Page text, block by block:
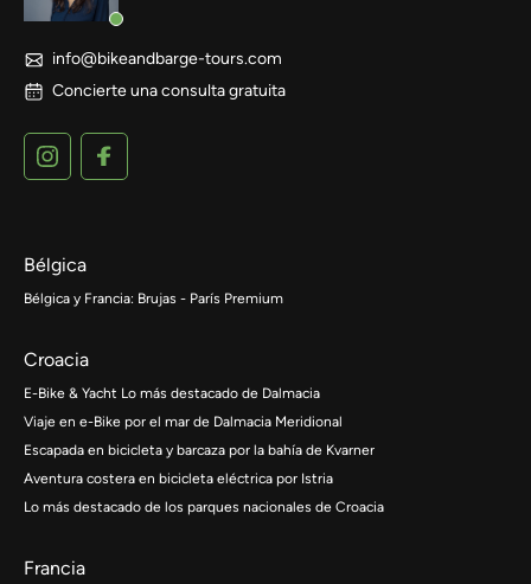
info@bikeandbarge-tours.com
Concierte una consulta gratuita
Bélgica
Bélgica y Francia: Brujas - París Premium
Croacia
E-Bike & Yacht Lo más destacado de Dalmacia
Viaje en e-Bike por el mar de Dalmacia Meridional
Escapada en bicicleta y barcaza por la bahía de Kvarner
Aventura costera en bicicleta eléctrica por Istria
Lo más destacado de los parques nacionales de Croacia
Francia